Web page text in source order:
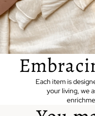
Each item is
your living, we